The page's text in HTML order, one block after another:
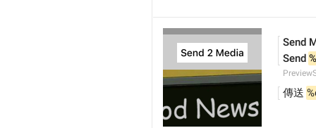
Send
Send
傳送